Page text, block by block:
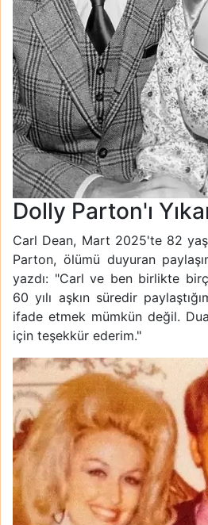
Dolly Parton'ı
Carl Dean, Mart 2025'te 82
Parton, ölümü duyuran
yazdı: "Carl ve ben birlikte
60 yılı aşkın süredir
ifade etmek mümkün değil.
için teşekkür ederim."